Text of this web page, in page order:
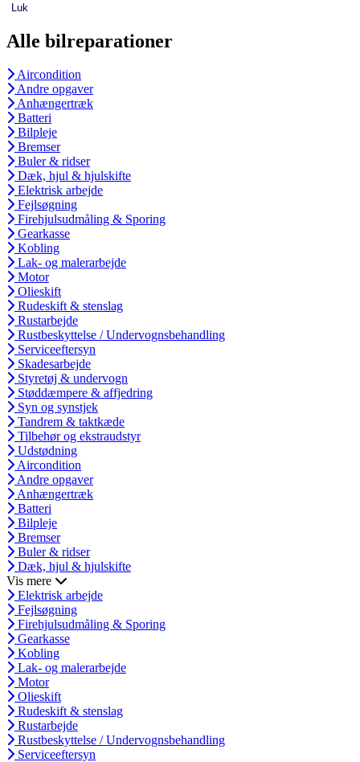
Luk
Alle bilreparationer
Aircondition
Andre opgaver
Anhængertræk
Batteri
Bilpleje
Bremser
Buler & ridser
Dæk, hjul & hjulskifte
Elektrisk arbejde
Fejlsøgning
Firehjulsudmåling & Sporing
Gearkasse
Kobling
Lak- og malerarbejde
Motor
Olieskift
Rudeskift & stenslag
Rustarbejde
Rustbeskyttelse / Undervognsbehandling
Serviceeftersyn
Skadesarbejde
Styretøj & undervogn
Støddæmpere & affjedring
Syn og synstjek
Tandrem & taktkæde
Tilbehør og ekstraudstyr
Udstødning
Aircondition
Andre opgaver
Anhængertræk
Batteri
Bilpleje
Bremser
Buler & ridser
Dæk, hjul & hjulskifte
Vis mere
Elektrisk arbejde
Fejlsøgning
Firehjulsudmåling & Sporing
Gearkasse
Kobling
Lak- og malerarbejde
Motor
Olieskift
Rudeskift & stenslag
Rustarbejde
Rustbeskyttelse / Undervognsbehandling
Serviceeftersyn